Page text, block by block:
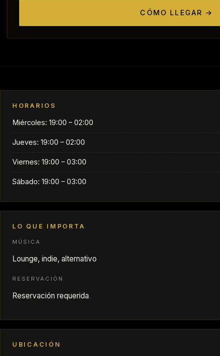
CÓMO LLEGAR →
HORARIOS
Miércoles: 19:00 – 02:00
Jueves: 19:00 – 02:00
Viernes: 19:00 – 03:00
Sábado: 19:00 – 03:00
LO QUE IMPORTA
MÚSICA
Lounge, indie, alternativo
RESERVACIÓN
Reservación requerida
UBICACIÓN